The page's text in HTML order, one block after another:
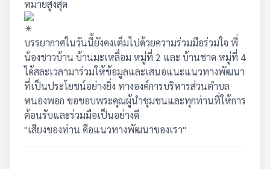
หมายสูงสุด
บรรยากาศในวันนี้ยังคงเต็มไปด้วยความร่วมมือร่วมใจ พี่
น้องชาวบ้าน บ้านมะเหลื่อม หมู่ที่ 2 และ บ้านชาด หมู่ที่ 4
ได้สละเวลามาร่วมให้ข้อมูลและเสนอแนะแนวทางพัฒนา
ที่เป็นประโยชน์อย่างยิ่ง ทางองค์การบริหารส่วนตำบล
หนองพอก ขอขอบพระคุณผู้นำชุมชนและทุกท่านที่ให้การ
ต้อนรับและร่วมมือเป็นอย่างดี
"เสียงของท่าน คือแนวทางพัฒนาของเรา"